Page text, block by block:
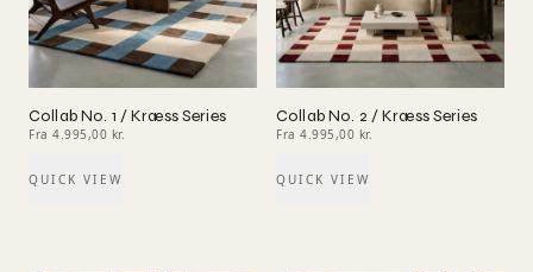
Collab No. 1 / Kræss Series
Fra 4.995,00 kr.
QUICK VIEW
Collab No. 2 / Kræss Series
Fra 4.995,00 kr.
QUICK VIEW